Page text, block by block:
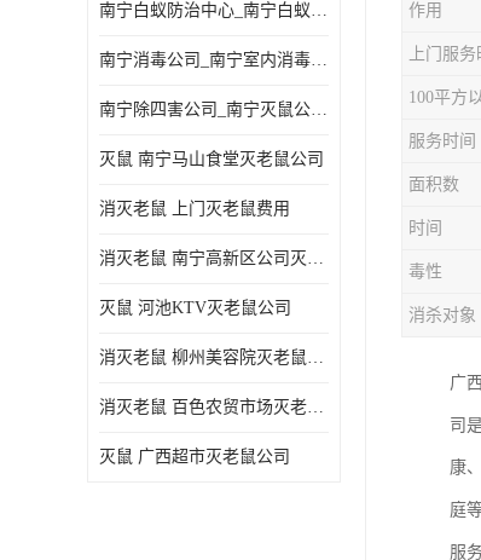
南宁白蚁防治中心_南宁白蚁防治所电话_南宁白蚁防治公司
南宁消毒公司_南宁室内消毒_南宁室内消毒公司
南宁除四害公司_南宁灭鼠公司_南宁杀虫公司
灭鼠 南宁马山食堂灭老鼠公司
消灭老鼠 上门灭老鼠费用
消灭老鼠 南宁高新区公司灭老鼠
灭鼠 河池KTV灭老鼠公司
消灭老鼠 柳州美容院灭老鼠费用
消灭老鼠 百色农贸市场灭老鼠公司
灭鼠 广西超市灭老鼠公司
作用
上门服务
100平方
服务时间
面积数
时间
毒性
消杀对象
广
司
康
庭
服